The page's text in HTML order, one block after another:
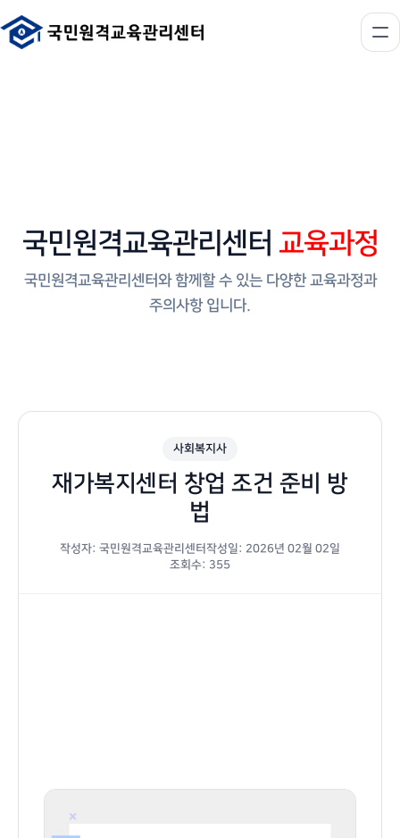
국민원격교육관리센터 교육과정
국민원격교육관리센터와 함께할 수 있는 다양한 교육과정과
주의사항 입니다.
사회복지사
재가복지센터 창업 조건 준비 방
법
작성자: 국민원격교육관리센터 작성일: 2026년 02월 02일
조회수: 355